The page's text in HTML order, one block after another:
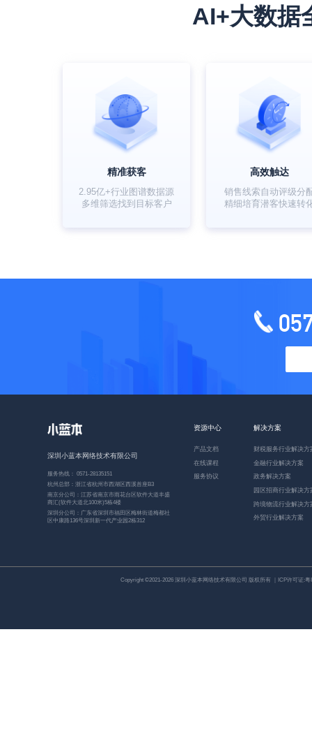
AI+大数据
精准获客
2.95亿+行业图谱数据源
多维筛选找到目标客户
高效触达
销售线索自动评级分
精细培育潜客快速转
深圳小蓝本网络技术有限公司
服务热线： 0571-28135151
杭州总部：浙江省杭州市西湖区西溪首座B3
南京分公司：江苏省南京市雨花台区软件大道丰盛
商汇(软件大道北100米)5栋4楼
深圳分公司：广东省深圳市福田区梅林街道梅都社
区中康路136号深圳新一代产业园2栋312
资源中心
产品文档
在线课程
服务协议
解决方案
财税服务行业解决方
金融行业解决方案
政务解决方案
园区招商行业解决方
跨境物流行业解决方
外贸行业解决方案
Copyright ©2021-2026 深圳小蓝本网络技术有限公司 版权所有 ｜ICP许可证:粤